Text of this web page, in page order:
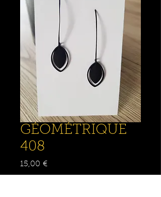
GÉOMÉTRIQUE
408
15,00 €Prix